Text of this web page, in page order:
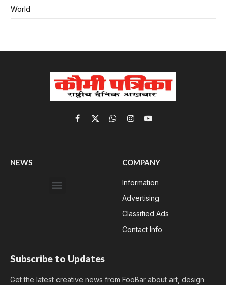
World
Facebook
X
(Twitter)
WhatsApp
InstagramYouTube
NEWS COMPANY
Information
Advertising
Classified Ads
Contact Info
Subscribe to Updates
Get the latest creative news from FooBar about art, design